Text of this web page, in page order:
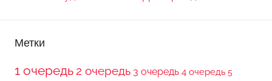
Метки
1 очередь 2 очередь 3 очередь 4 очередь 5